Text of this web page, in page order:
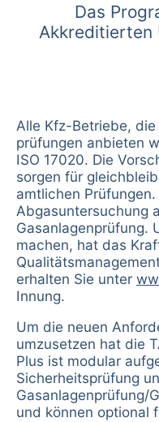
Das
Akkreditierten
Alle Kfz-Betriebe,
prüfungen anbieten
ISO 17020. Die
sorgen für
amtlichen
Abgasuntersuchung
Gasanlagenprüfung.
machen, hat das
erhalten Sie unter
Innung.
Um die neuen
umzusetzen hat die
Plus ist modular
Sicherheitsprüfung
Gasanlagenprüfung/
und können optional